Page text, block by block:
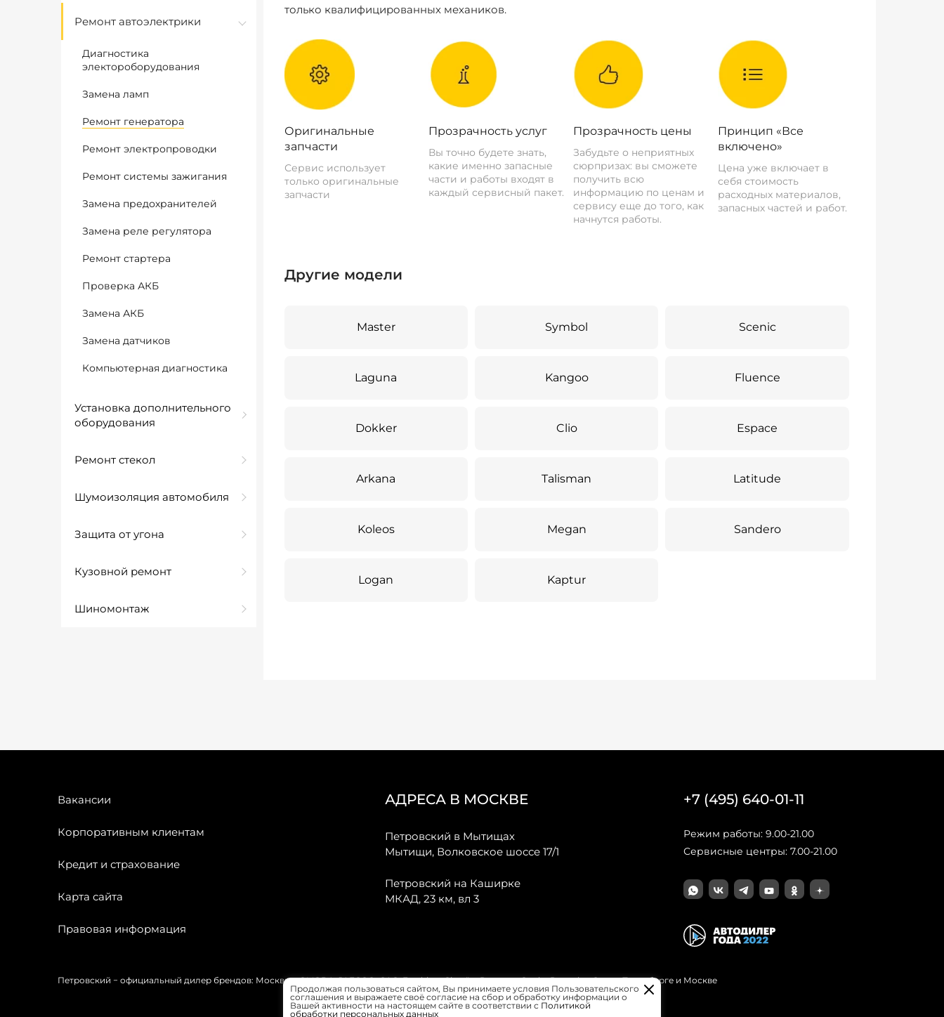
Ремонт автоэлектрики
Диагностика
электороборудования
Замена ламп
Ремонт генератора
Ремонт электропроводки
Ремонт системы зажигания
Замена предохранителей
Замена реле регулятора
Ремонт стартера
Проверка АКБ
Замена АКБ
Замена датчиков
Компьютерная диагностика
Установка дополнительного
оборудования
Ремонт стекол
Шумоизоляция автомобиля
Защита от угона
Кузовной ремонт
Шиномонтаж
только квалифицированных механиков.
Оригинальные
запчасти
Сервис использует
только оригинальные
запчасти
Прозрачность услуг
Вы точно будете знать,
какие именно запасные
части и работы входят в
каждый сервисный пакет.
Прозрачность цены
Забудьте о неприятных
сюрпризах: вы сможете
получить всю
информацию по ценам и
сервису еще до того, как
начнутся работы.
Принцип «Все
включено»
Цена уже включает в
себя стоимость
расходных материалов,
запасных частей и работ.
Другие модели
Master Symbol Scenic
Laguna Kangoo Fluence
Dokker Clio Espace
Arkana Talisman Latitude
Koleos Megan Sandero
Logan Kaptur
Вакансии
Корпоративным клиентам
Кредит и страхование
Карта сайта
Правовая информация
АДРЕСА В МОСКВЕ
Петровский в Мытищах
Мытищи, Волковское шоссе 17/1
Петровский на Каширке
МКАД, 23 км, вл 3
+7 (495) 640-01-11
Режим работы: 9.00-21.00
Сервисные центры: 7.00-21.00
Петровский − официальный дилер брендов: Москвич, OMODA, JAECOO, GAC, Forthing, Citroёn, Peugeot, Opel и Renault в Санкт-Петербурге и Москве
Продолжая пользоваться сайтом, Вы принимаете условия Пользовательского
соглашения и выражаете своё согласие на сбор и обработку информации о
Вашей активности на настоящем сайте в соответствии с Политикой
обработки персональных данных